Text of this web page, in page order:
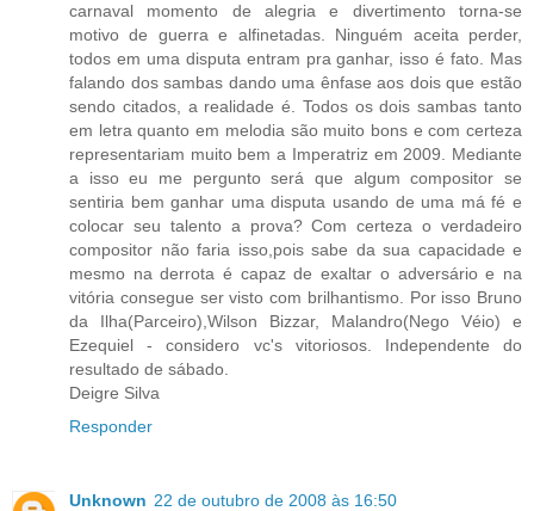
carnaval momento de alegria e divertimento torna-se
motivo de guerra e alfinetadas. Ninguém aceita perder,
todos em uma disputa entram pra ganhar, isso é fato. Mas
falando dos sambas dando uma ênfase aos dois que estão
sendo citados, a realidade é. Todos os dois sambas tanto
em letra quanto em melodia são muito bons e com certeza
representariam muito bem a Imperatriz em 2009. Mediante
a isso eu me pergunto será que algum compositor se
sentiria bem ganhar uma disputa usando de uma má fé e
colocar seu talento a prova? Com certeza o verdadeiro
compositor não faria isso,pois sabe da sua capacidade e
mesmo na derrota é capaz de exaltar o adversário e na
vitória consegue ser visto com brilhantismo. Por isso Bruno
da Ilha(Parceiro),Wilson Bizzar, Malandro(Nego Véio) e
Ezequiel - considero vc's vitoriosos. Independente do
resultado de sábado.
Deigre Silva
Responder
Unknown 22 de outubro de 2008 às 16:50